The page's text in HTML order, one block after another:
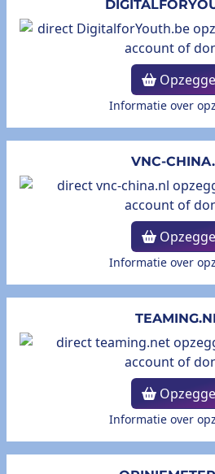
Informatie over
VNC-
Informatie over
Informatie over